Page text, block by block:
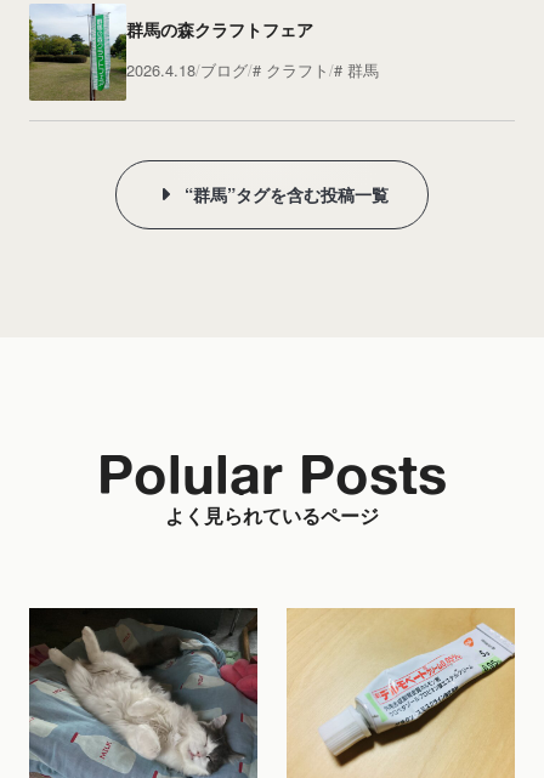
群馬の森クラフトフェア
2026.4.18 ブログ クラフト 群馬
“群馬”タグを含む投稿一覧
よく見られているページ
Polular Posts